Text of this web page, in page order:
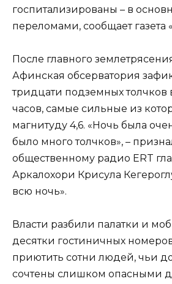
госпитализированы – в
переломами, сообщает газета
После главного
Афинская обсерватория
тридцати подземных толчков
часов, самые сильные из
магнитуду 4,6. «Ночь была
было много толчков», –
общественному радио ERT
Аркалохори Крисула
всю ночь».
Власти разбили палатки и
десятки гостиничных
приютить сотни людей, чьи
сочтены слишком опасными